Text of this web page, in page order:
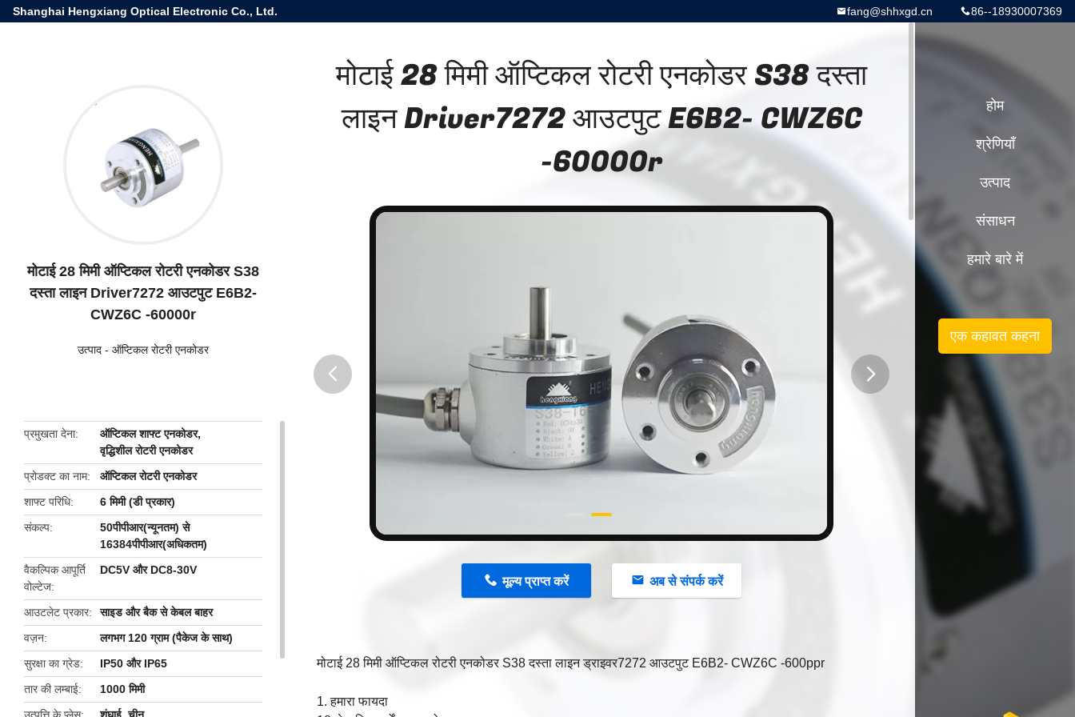
Shanghai Hengxiang Optical Electronic Co., Ltd. 86--18930007369
fang@shhxgd.cn
मोटाई 28 मिमी ऑप्टिकल रोटरी एनकोडर S38
दस्ता लाइन Driver7272 आउटपुट E6B2-
CWZ6C -60000r
उत्पाद - ऑप्टिकल रोटरी एनकोडर
प्रमुखता देना ऑप्टिकल शाफ्ट एनकोडर,
वृद्धिशील रोटरी एनकोडर
प्रोडक्ट का नाम
ऑप्टिकल रोटरी एनकोडर
शाफ्ट परिधि
6 मिमी (डी प्रकार)
संकल्प
50पीपीआर(न्यूनतम) से
16384पीपीआर(अधिकतम)
वैकल्पिक आपूर्ति
वोल्टेज
DC5V और DC8-30V
आउटलेट प्रकार
साइड और बैक से केबल बाहर
वज़न
लगभग 120 ग्राम (पैकेज के साथ)
सुरक्षा का ग्रेड
IP50 और IP65
तार की लम्बाई
1000 मिमी
मोटाई 28 मिमी ऑप्टिकल रोटरी एनकोडर S38 दस्ता
लाइन Driver7272 आउटपुट E6B2- CWZ6C
-60000r
मूल्य प्राप्त करें अब से संपर्क करें
मोटाई 28 मिमी ऑप्टिकल रोटरी एनकोडर S38 दस्ता लाइन ड्राइवर7272 आउटपुट E6B2- CWZ6C -600ppr
1. हमारा फायदा
होम
श्रेणियाँ
उत्पाद
संसाधन
हमारे बारे में
एक कहावत कहना